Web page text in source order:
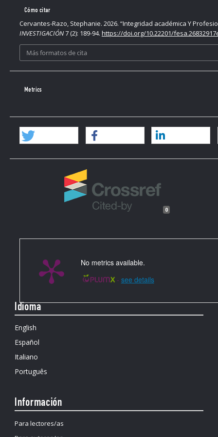
Cómo citar
Cervantes-Razo, Stephanie. 2026. “Integridad académica Y
INVESTIGACIÓN7 (2): 189-94. https://doi.org/10.22201/
Más formatos de cita
Metrics
0
No metrics available.
- see details
Idioma
English
Español
Italiano
Português
Información
Para lectores/as